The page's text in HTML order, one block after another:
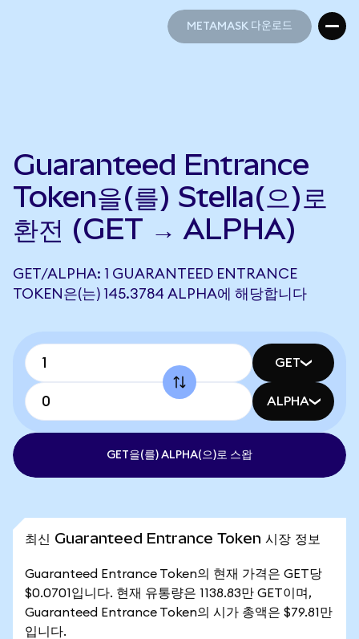
METAMASK 다운로드
Guaranteed Entrance
Token을(를) Stella(으)로
환전 (GET → ALPHA)
GET/ALPHA: 1 GUARANTEED ENTRANCE
TOKEN은(는) 145.3784 ALPHA에 해당합니다
GET
ALPHA
GET을(를) ALPHA(으)로 스왑
최신 Guaranteed Entrance Token 시장 정보
Guaranteed Entrance Token의 현재 가격은 GET당
$0.0701입니다. 현재 유통량은 1138.83만 GET이며,
Guaranteed Entrance Token의 시가 총액은 $79.81만
입니다.